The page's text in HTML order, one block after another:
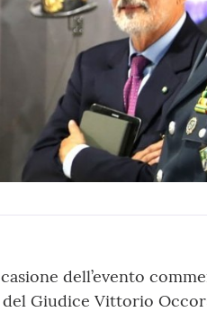
dell’evento
del Giudice Vittorio